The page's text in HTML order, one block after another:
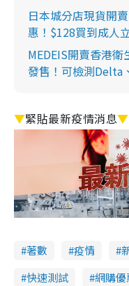
日本城分店現貨開
惠！$128買到成人
MEDEIS開賣香港
發售！可檢測Delta
▼緊貼最新疫情消息▼
著數 疫情
快速測試
網購優